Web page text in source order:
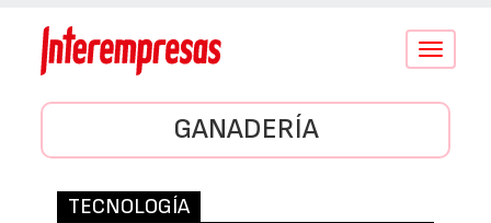
Conmutar
GANADERÍA
TECNOLOGÍA